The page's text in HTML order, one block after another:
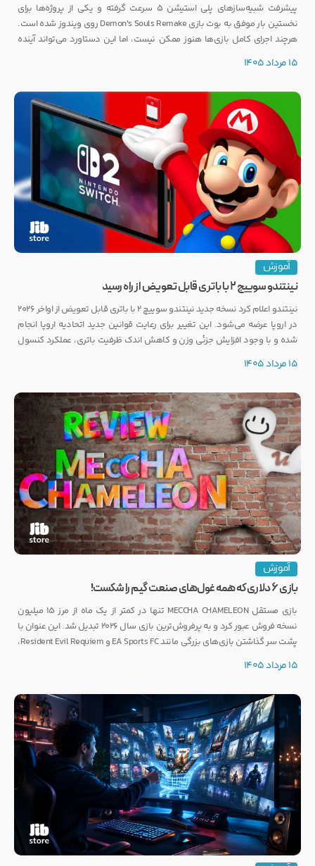
پیشرفت شبیه‌سازهای پلی استیشن ۵ سرعت گرفته و یکی از پروژه‌ها برای
نخستین بار موفق به بوت بازی Demon's Souls Remake روی ویندوز شده است.
هرچند اجرای کامل بازی‌ها هنوز ممکن نیست، اما این دستاورد می‌تواند آینده
15 مرداد 1405
آموزش
نینتندو سوییچ ۲ با باتری قابل تعویض از راه رسید
نینتندو اعلام کرد نسخه جدید نینتندو سوییچ ۲ با باتری قابل تعویض از اواخر ۲۰۲۶
در اروپا عرضه می‌شود. این تغییر برای رعایت قوانین جدید اتحادیه اروپا انجام
شده و با وجود افزایش جزئی وزن و کاهش اندک ظرفیت باتری، عملکرد کنسول
15 مرداد 1405
آموزش
بازی ۶ دلاری که همه غول‌های صنعت گیم را شکست!
بازی مستقل MECCHA CHAMELEON تنها در کمتر از یک ماه از مرز ۱۵ میلیون
نسخه فروش عبور کرد و به پرفروش‌ترین بازی سال ۲۰۲۶ تبدیل شد. این عنوان با
پشت سر گذاشتن بازی‌های بزرگی مانند EA Sports FC و Resident Evil Requiem،
15 مرداد 1405